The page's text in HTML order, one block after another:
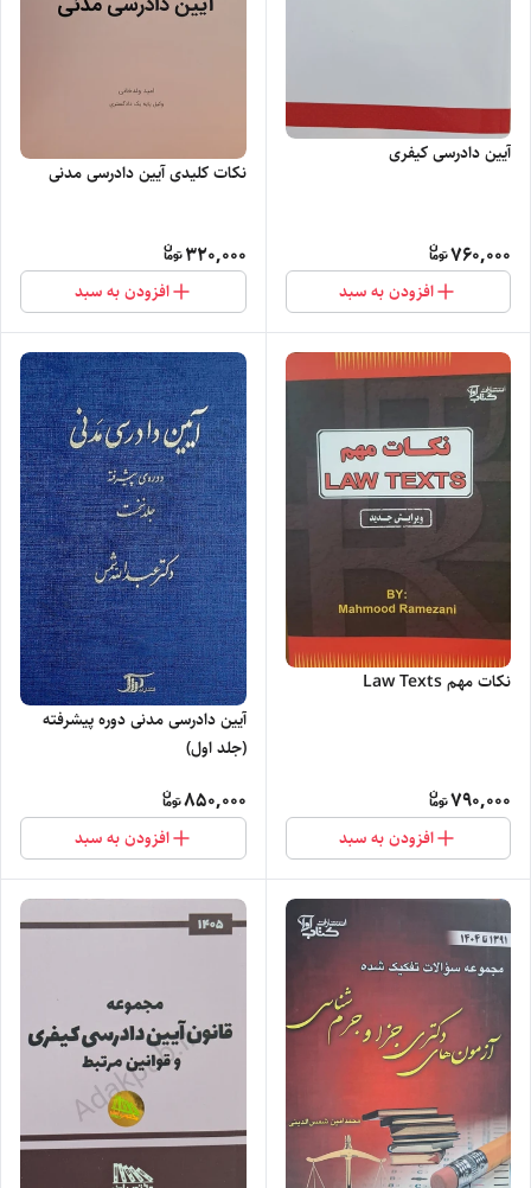
آیین دادرسی کیفری
760,000
افزودن به سبد
نکات کلیدی آیین دادرسی مدنی
320,000
افزودن به سبد
نکات مهم Law Texts
790,000
افزودن به سبد
آیین دادرسی مدنی دوره پیشرفته
(جلد اول)
850,000
افزودن به سبد